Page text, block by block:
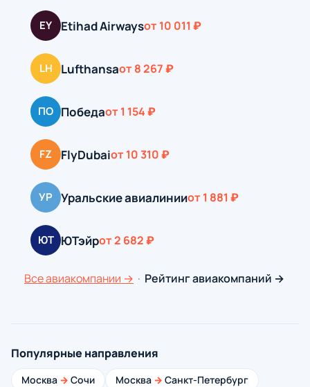
EY Etihad Airwaysот 10 011 ₽
LH Lufthansaот 8 267 ₽
ПО Победаот 1 154 ₽
FZ FlyDubaiот 10 310 ₽
УР Уральские авиалинииот 1 881 ₽
ЮТ ЮТэйрот 2 682 ₽
Все авиакомпании → · Рейтинг авиакомпаний →
Популярные направления
Москва → Сочи Москва → Санкт-Петербург